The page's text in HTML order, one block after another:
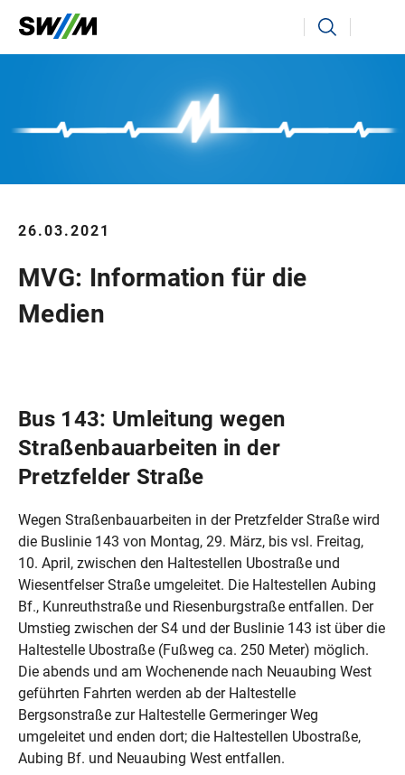
Ihr Suchbegriff Suchen
26.03.2021
MVG: Information für die
Medien
Bus 143: Umleitung wegen
Straßenbauarbeiten in der
Pretzfelder Straße
Wegen Straßenbauarbeiten in der Pretzfelder Straße wird
die Buslinie 143 von Montag, 29. März, bis vsl. Freitag,
10. April, zwischen den Haltestellen Ubostraße und
Wiesentfelser Straße umgeleitet. Die Haltestellen Aubing
Bf., Kunreuthstraße und Riesenburgstraße entfallen. Der
Umstieg zwischen der S4 und der Buslinie 143 ist über die
Haltestelle Ubostraße (Fußweg ca. 250 Meter) möglich.
Die abends und am Wochenende nach Neuaubing West
geführten Fahrten werden ab der Haltestelle
Bergsonstraße zur Haltestelle Germeringer Weg
umgeleitet und enden dort; die Haltestellen Ubostraße,
Aubing Bf. und Neuaubing West entfallen.